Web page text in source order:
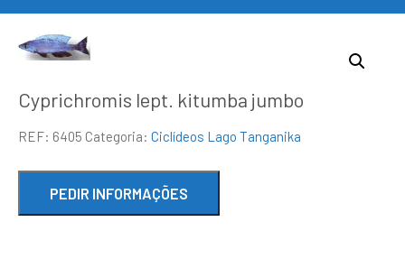
Cyprichromis lept. kitumba jumbo
REF: 6405 Categoria: Ciclídeos Lago Tanganika